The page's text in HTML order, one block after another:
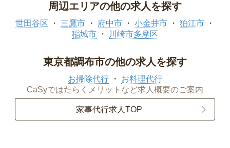
周辺エリアの他の求人を探す
世田谷区 三鷹市 府中市 小金井市
狛江市
稲城市
川崎市多摩区
東京都調布市の他の求人を探す
お掃除代行
お料理代行
CaSyではたらくメリットなど求人概要のご案内
家事代行求人TOP